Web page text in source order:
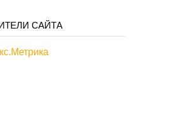
САЙТА